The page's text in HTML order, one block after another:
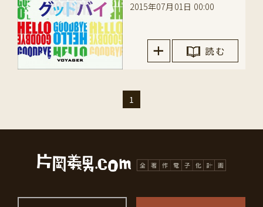
2015年07月01日 00:00
読 む
1